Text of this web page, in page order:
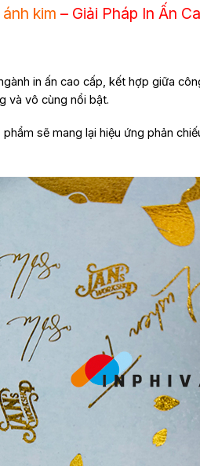
kim – Giải Pháp In Ấn
in ấn cao cấp, kết hợp giữa
và vô cùng nổi bật.
sẽ mang lại hiệu ứng phản